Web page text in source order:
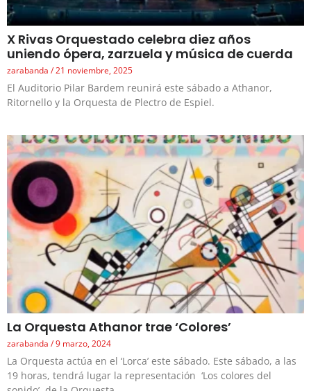
X Rivas Orquestado celebra diez años
uniendo ópera, zarzuela y música de cuerda
zarabanda 21 noviembre, 2025
El Auditorio Pilar Bardem reunirá este sábado a Athanor,
Ritornello y la Orquesta de Plectro de Espiel.
La Orquesta Athanor trae ‘Colores’
zarabanda 9 marzo, 2024
La Orquesta actúa en el ‘Lorca’ este sábado. Este sábado, a las
19 horas, tendrá lugar la representación ‘Los colores del